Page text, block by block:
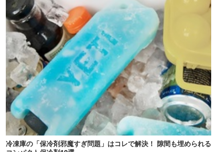
冷凍庫の「保冷剤邪魔すぎ問題」はコレで解決！ 隙間も埋められる